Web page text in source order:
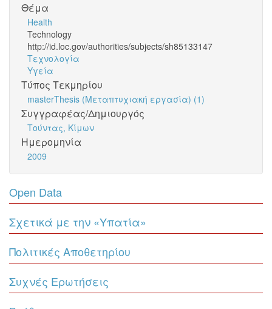
Θέμα
Health
Technology
http://id.loc.gov/authorities/subjects/sh85133147
Τεχνολογία
Υγεία
Τύπος Τεκμηρίου
masterThesis (Μεταπτυχιακή εργασία) (1)
Συγγραφέας/Δημιουργός
Τούντας, Κίμων
Ημερομηνία
2009
Open Data
Σχετικά με την «Υπατία»
Πολιτικές Αποθετηρίου
Συχνές Ερωτήσεις